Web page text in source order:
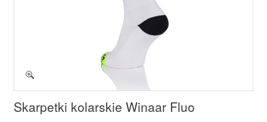
Skarpetki kolarskie Winaar Fluo